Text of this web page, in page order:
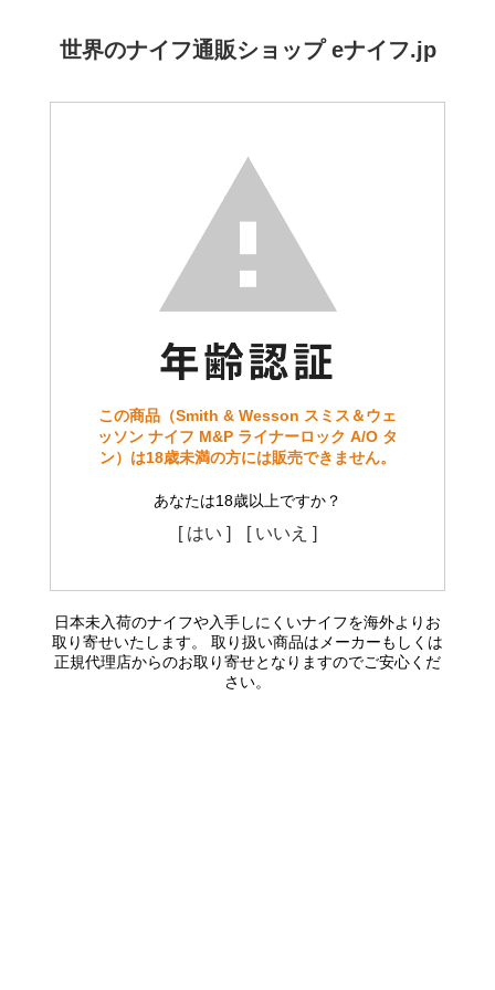
世界のナイフ通販ショップ eナイフ.jp
この商品（Smith & Wesson スミス＆ウェ
ッソン ナイフ M&P ライナーロック A/O タ
ン）は18歳未満の方には販売できません。
あなたは18歳以上ですか？
[ はい ] [ いいえ ]
日本未入荷のナイフや入手しにくいナイフを海外よりお
取り寄せいたします。 取り扱い商品はメーカーもしくは
正規代理店からのお取り寄せとなりますのでご安心くだ
さい。